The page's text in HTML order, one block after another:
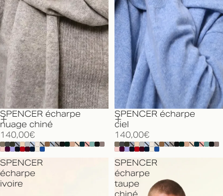
SPENCER écharpe
nuage chiné
140,00€
SPENCER écharpe
ciel
140,00€
SPENCER
écharpe
ivoire
SPENCER
écharpe
taupe